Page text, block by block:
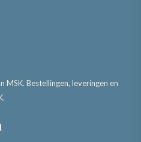
MSK. Bestellingen, leveringen en